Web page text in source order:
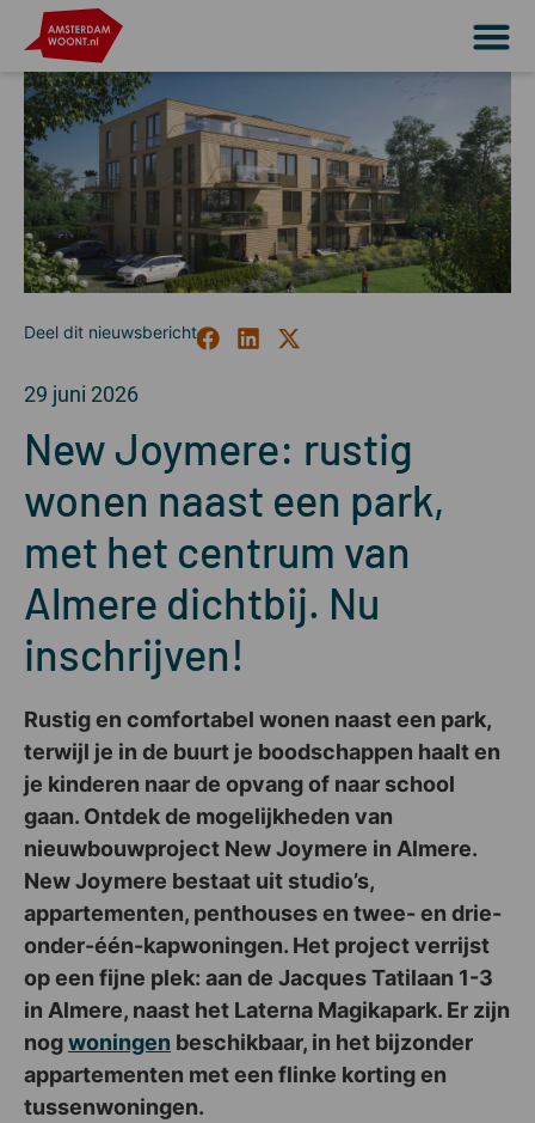
29 juni 2026
New Joymere: rustig
wonen naast een park,
met het centrum van
Almere dichtbij. Nu
inschrijven!
Rustig en comfortabel wonen naast een park,
terwijl je in de buurt je boodschappen haalt en
je kinderen naar de opvang of naar school
gaan. Ontdek de mogelijkheden van
nieuwbouwproject New Joymere in Almere.
New Joymere bestaat uit studio’s,
appartementen, penthouses en twee- en drie-
onder-één-kapwoningen. Het project verrijst
op een fijne plek: aan de Jacques Tatilaan 1-3
in Almere, naast het Laterna Magikapark. Er zijn
nogwoningen beschikbaar, in het bijzonder
appartementen met een flinke korting en
tussenwoningen.